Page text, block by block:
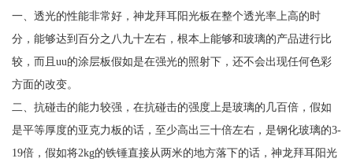
一、透光的性能非常好，神龙拜耳阳光板在整个透光率上高的时
分，能够达到百分之八九十左右，根本上能够和玻璃的产品进行比
较，而且uu的涂层板假如是在强光的照射下，还不会出现任何色彩
方面的改变。
二、抗碰击的能力较强，在抗碰击的强度上是玻璃的几百倍，假如
是平等厚度的亚克力板的话，至少高出三十倍左右，是钢化玻璃的3-
19倍，假如将2kg的铁锤直接从两米的地方落下的话，神龙拜耳阳光